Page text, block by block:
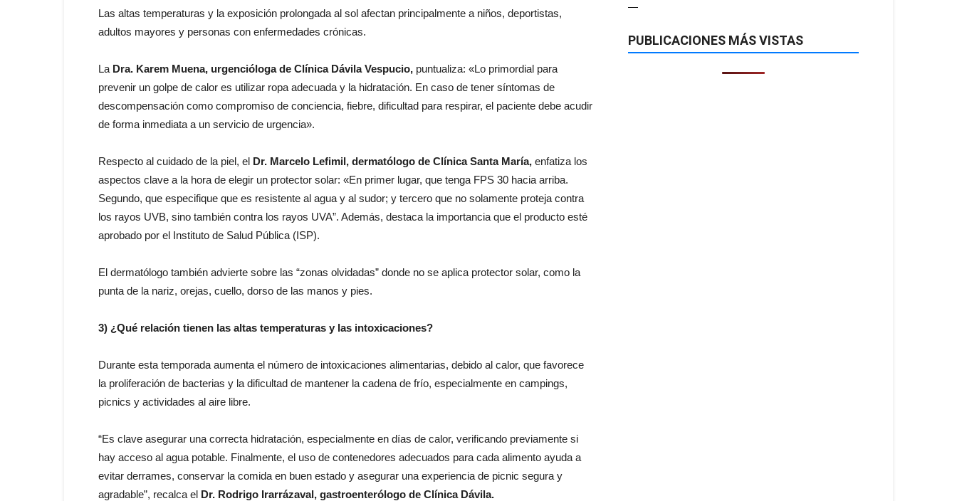
Las altas temperaturas y la exposición prolongada al sol afectan principalmente a niños, deportistas,
adultos mayores y personas con enfermedades crónicas.
La Dra. Karem Muena, urgencióloga de Clínica Dávila Vespucio, puntualiza: «Lo primordial para
prevenir un golpe de calor es utilizar ropa adecuada y la hidratación. En caso de tener síntomas de
descompensación como compromiso de conciencia, fiebre, dificultad para respirar, el paciente debe acudir
de forma inmediata a un servicio de urgencia».
Respecto al cuidado de la piel, el Dr. Marcelo Lefimil, dermatólogo de Clínica Santa María, enfatiza los
aspectos clave a la hora de elegir un protector solar: «En primer lugar, que tenga FPS 30 hacia arriba.
Segundo, que especifique que es resistente al agua y al sudor; y tercero que no solamente proteja contra
los rayos UVB, sino también contra los rayos UVA”. Además, destaca la importancia que el producto esté
aprobado por el Instituto de Salud Pública (ISP).
El dermatólogo también advierte sobre las “zonas olvidadas” donde no se aplica protector solar, como la
punta de la nariz, orejas, cuello, dorso de las manos y pies.
3) ¿Qué relación tienen las altas temperaturas y las intoxicaciones?
Durante esta temporada aumenta el número de intoxicaciones alimentarias, debido al calor, que favorece
la proliferación de bacterias y la dificultad de mantener la cadena de frío, especialmente en campings,
picnics y actividades al aire libre.
“Es clave asegurar una correcta hidratación, especialmente en días de calor, verificando previamente si
hay acceso al agua potable. Finalmente, el uso de contenedores adecuados para cada alimento ayuda a
evitar derrames, conservar la comida en buen estado y asegurar una experiencia de picnic segura y
agradable”, recalca el Dr. Rodrigo Irarrázaval, gastroenterólogo de Clínica Dávila.
—
PUBLICACIONES MÁS VISTAS